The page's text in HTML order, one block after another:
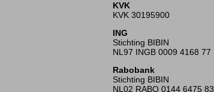
KVK
KVK 30195900
ING
Stichting BIBIN
NL97 INGB 0009 4168 77
Rabobank
Stichting BIBIN
NL02 RABO 0144 6475 83